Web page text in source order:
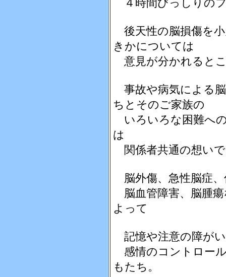
４時間びっしりの
後天性の脳損傷を
きかについては
意見が分かれると
事故や病気による
ちとそのご家族の
いろいろな困難へ
は
関係者共通の想い
脳外傷、急性脳症、
脳血管障害、脳腫
よって
記憶や注意の障が
感情のコントロー
もたち。